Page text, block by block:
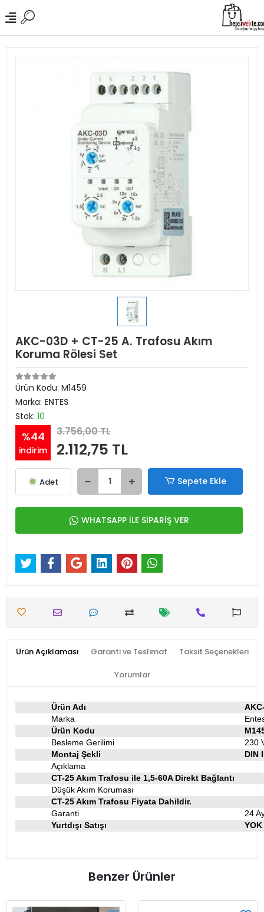
AKC-03D + CT-25 A. Trafosu Akım
Koruma Rölesi Set
Ürün Kodu: M1459
Marka: ENTES
Stok: 10
%44
indirim
3.756,00 TL
2.112,75 TL
Adet Sepete Ekle
WHATSAPP İLE SİPARİŞ VER
Ürün Açıklaması Garanti ve Teslimat Taksit Seçenekleri
Yorumlar
Ürün Adı
Marka
Ürün Kodu
Besleme Gerilimi
230
Montaj Şekli
DIN
Açıklama
CT-25 Akım Trafosu ile 1,5-60A Direkt Bağlantı
Düşük Akım Koruması
CT-25 Akım Trafosu Fiyata Dahildir.
Garanti
24
Yurtdışı Satışı
YOK
Benzer Ürünler